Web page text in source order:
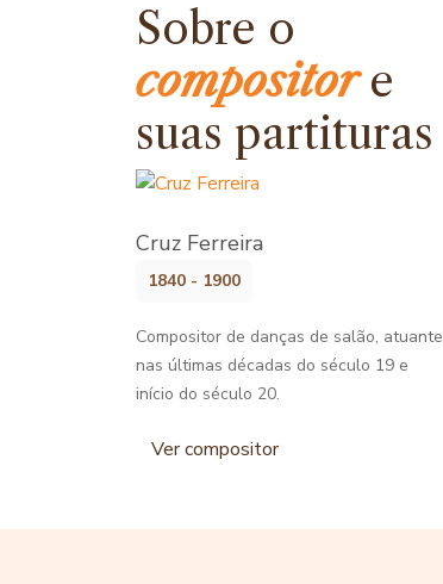
Sobre o
compositore
suas partituras
Cruz Ferreira
1840 - 1900
Compositor de danças de salão, atuante
nas últimas décadas do século 19 e
início do século 20.
Ver compositor